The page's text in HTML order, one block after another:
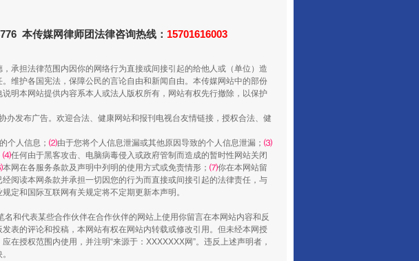
项目 走走走！国家喊你健身啦
山西：不断增强治理腐败综合效能
本传媒网律师团法律咨询热线： 15701616003
承担法律范围内因你的网络行为直接或间接引起的给他人或（单位）造
维护各国宪法，保障公民的言论自由和新闻自由。本传媒网站中的部份
明本网站提供内容系本人或法人版权所有，网站有权先行撤除，以保护
发布广告。欢迎合法、健康网站和报刊电视台友情链接，授权合法、健
个人信息； ⑵由于您将个人信息泄漏或其他原因导致的个人信息泄漏； ⑶
⑷任何由于黑客攻击、电脑病毒侵入或政府管制而造成的暂时性网站关闭
本网在各服务条款及声明中列明的使用方式或免责情形； ⑺你在本网站留
阅读本网条款并承担一切因您的行为而直接或间接引起的法律责任，与
定和国际互联网有关规定将不定期更新本声明。
和代表某些合作伙伴在合作伙伴的网站上使用你留言在本网站内容和反
表的评论和投稿，本网站有权在网站内转载或修改引用。但未经本网授
授权范围内使用，并注明“来源于：XXXXXXX网”。违反上述声明者，